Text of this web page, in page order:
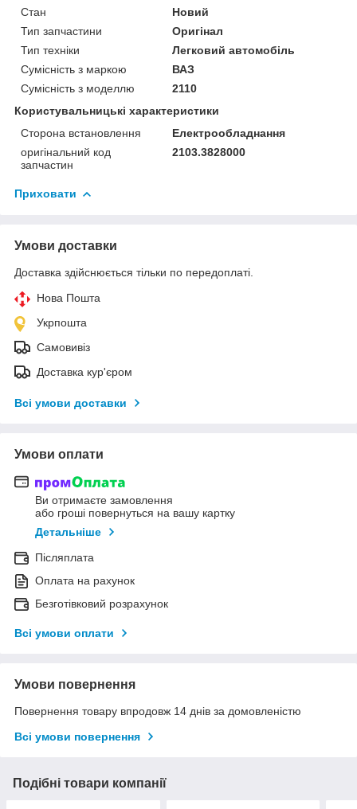
Стан
Новий
Тип запчастини
Оригінал
Тип техніки
Легковий автомобіль
Сумісність з маркою
ВАЗ
Сумісність з моделлю
2110
Користувальницькі характеристики
Сторона встановлення
Електрообладнання
оригінальний код
запчастин
2103.3828000
Приховати
Умови доставки
Доставка здійснюється тільки по передоплаті.
Нова Пошта
Укрпошта
Самовивіз
Доставка кур'єром
Всі умови доставки
Умови оплати
Ви отримаєте замовлення
або гроші повернуться на вашу картку
Детальніше
Післяплата
Оплата на рахунок
Безготівковий розрахунок
Всі умови оплати
Умови повернення
Повернення товару впродовж 14 днів за домовленістю
Всі умови повернення
Подібні товари компанії